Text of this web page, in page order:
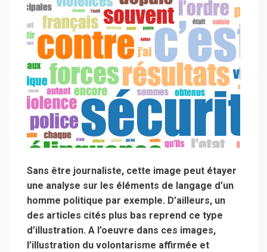
Sans être journaliste, cette image peut étayer
une analyse sur les éléments de langage d’un
homme politique par exemple. D’ailleurs, un
des articles cités plus bas reprend ce type
d’illustration. A l’oeuvre dans ces images,
l’illustration du volontarisme affirmée et